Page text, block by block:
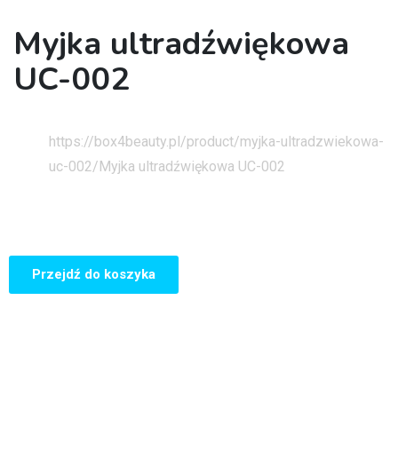
Myjka ultradźwiękowa
UC-002
https://box4beauty.pl/product/myjka-ultradzwiekowa-
uc-002/Myjka ultradźwiękowa UC-002
Przejdź do koszyka